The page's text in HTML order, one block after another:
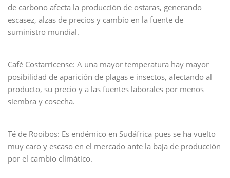
de carbono afecta la producción de ostaras, generando
escasez, alzas de precios y cambio en la fuente de
suministro mundial.
Café Costarricense: A una mayor temperatura hay mayor
posibilidad de aparición de plagas e insectos, afectando al
producto, su precio y a las fuentes laborales por menos
siembra y cosecha.
Té de Rooibos: Es endémico en Sudáfrica pues se ha vuelto
muy caro y escaso en el mercado ante la baja de producción
por el cambio climático.